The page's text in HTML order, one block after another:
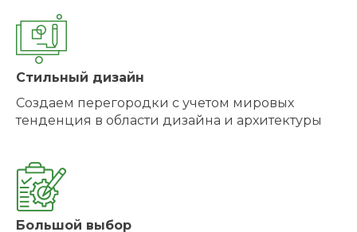
Стильный дизайн
Создаем перегородки с учетом мировых
тенденция в области дизайна и архитектуры
Большой выбор